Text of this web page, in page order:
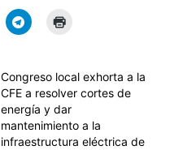
Congreso local exhorta a la
CFE a resolver cortes de
energía y dar
mantenimiento a la
infraestructura eléctrica de